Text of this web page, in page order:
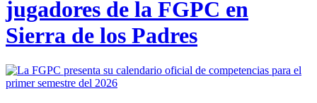
jugadores de la FGPC en
Sierra de los Padres